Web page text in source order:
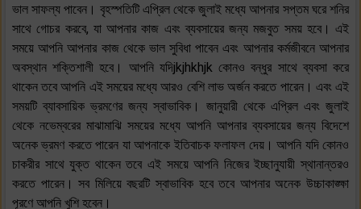
ভাল সাফল্য পাবেন। বৃহস্পতিটি এপ্রিল থেকে জুলাই মধ্যে আপনার সপ্তম ঘরে শনির
সাথে গোচর করবে, যা আপনার কাজ এবং ব্যবসায়ের জন্য মজবুত সময় হবে। এই
সময়ে আপনি আপনার কাজ থেকে ভাল সুবিধা পাবেন এবং আপনার কর্মজীবনে আপনার
অবস্থান শক্তিশালী হবে। আপনি যদিjkjhkhjk কোনও বন্ধুর সাথে ব্যবসা করে
থাকেন তবে আপনি এই সময়ের মধ্যে আরও বেশি লাভ অর্জন করতে পারেন। এবং এই
সময়টি ব্যাবসায়িক ভ্রমণের জন্য স্বাভাবিক। জানুয়ারী থেকে এপ্রিল এবং জুলাই
থেকে নভেম্বরের মাঝামাঝি সময়ের মধ্যে আপনি আপনার ব্যবসায়ের জন্য বিদেশে
অনেক ভ্রমণ করতে পারেন যা আপনাকে ইতিবাচক ফলাফল দেয়। আপনি যদি কোনও
চাকরীর সাথে যুক্ত থাকেন তবে এই সময়ে আপনি নিজের ইচ্ছানুযায়ী স্থানান্তরও
করতে পারেন। সব মিলিয়ে বছরটি স্বাভাবিক হবে তবে আপনার অনেক উচ্চাকাঙ্ক্ষা
পূরণে আপনি খুশি হবেন।